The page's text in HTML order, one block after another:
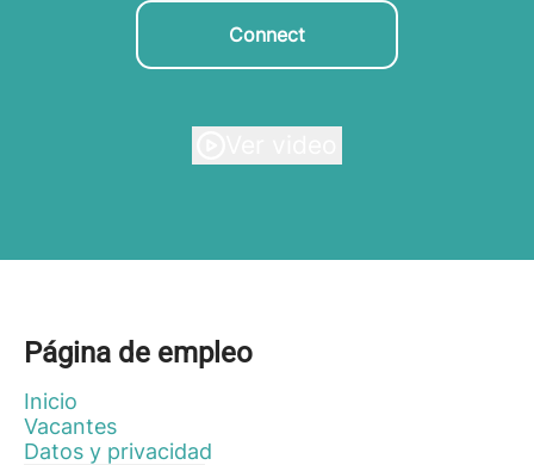
Connect
Página de empleo
Inicio
Vacantes
Datos y privacidad